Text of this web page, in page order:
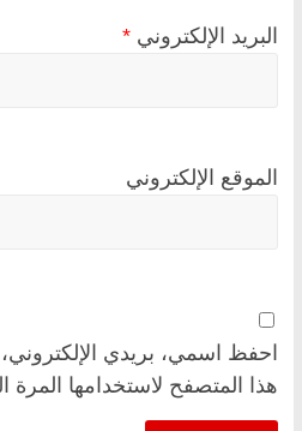
البريد الإلكتروني *
الموقع الإلكتروني
احفظ اسمي، بريدي
هذا المتصفح لاستخدامها المرة